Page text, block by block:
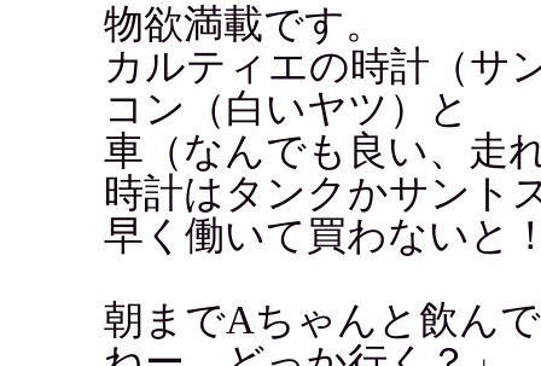
物欲満載です。
カルティエの時計（サ
コン（白いヤツ）と
車（なんでも良い、走
時計はタンクかサント
早く働いて買わないと
朝までAちゃんと飲ん